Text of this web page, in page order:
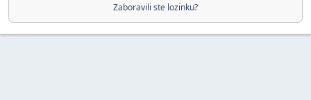
Zaboravili ste lozinku?